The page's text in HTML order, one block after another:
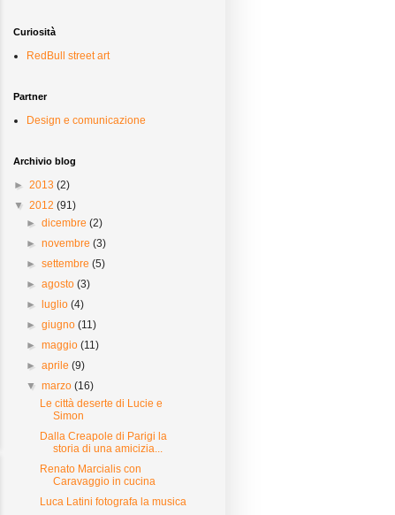
Curiosità
RedBull street art
Partner
Design e comunicazione
Archivio blog
► 2013 (2)
▼ 2012 (91)
►dicembre(2)
►novembre(3)
►settembre(5)
►agosto(3)
►
luglio(4)
►giugno(11)
►maggio(11)
►aprile(9)
▼marzo(16)
Le città deserte di Lucie e
Simon
Dalla Creapole di Parigi la
storia di una amicizia...
Renato Marcialis con
Caravaggio in cucina
Luca Latini fotografa la musica